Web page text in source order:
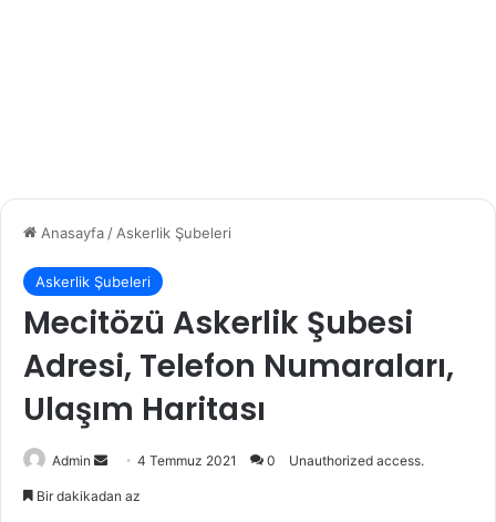
Anasayfa / Askerlik Şubeleri
Askerlik Şubeleri
Mecitözü Askerlik Şubesi
Adresi, Telefon Numaraları,
Ulaşım Haritası
Admin
Bir
4 Temmuz 2021 0 Unauthorized access.
Bir dakikadan az